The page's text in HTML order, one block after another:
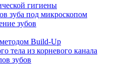
гигиены
зуба под микроскопом
зубов
Build-Up
тела из корневого канала
зубов